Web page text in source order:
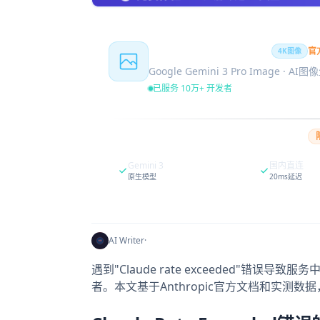
4K图像 官
Google Gemini 3 Pro Image · AI图
已服务 10万+ 开发者
Gemini 3
原生模型
国内直连
20ms延迟
AI Writer·
遇到"Claude rate exceeded"错误导致服务
者。本文基于Anthropic官方文档和实测数